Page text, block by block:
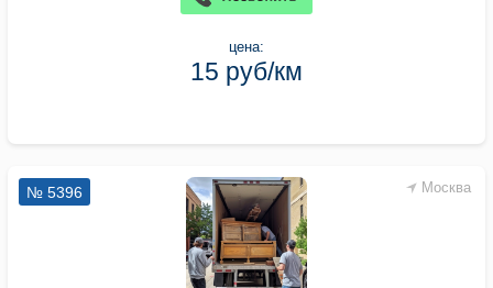
цена:
15 руб/км
Москва
№ 5396